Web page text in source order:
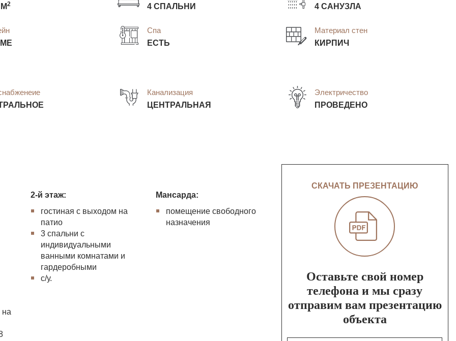
М2 4 СПАЛЬНИ 4 САНУЗЛА
Спа
ЕСТЬ
Материал стен
КИРПИЧ
Канализация
ЦЕНТРАЛЬНАЯ
Электричество
ПРОВЕДЕНО
на
2-й этаж:
гостиная с выходом на
патио
3 спальни с
индивидуальными
ванными комнатами и
гардеробными
с/у.
Мансарда:
помещение свободного
назначения
СКАЧАТЬ ПРЕЗЕНТАЦИЮ
Оставьте свой номер
телефона и мы сразу
отправим вам презентацию
объекта